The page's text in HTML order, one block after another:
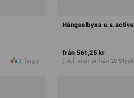
3 färger
Hängselbyxa e.s.active
från 561,25 kr
(inkl. moms) från 20 Styck